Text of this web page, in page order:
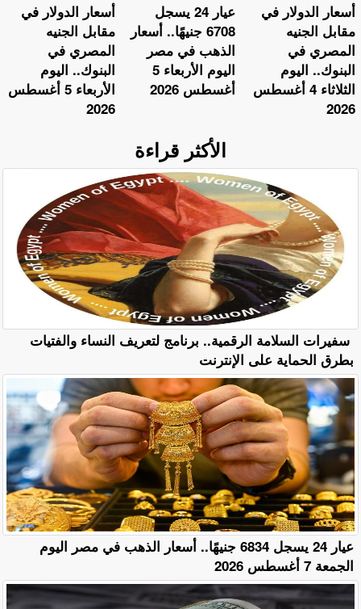
أسعار الدولار في
مقابل الجنيه
المصري في
البنوك.. اليوم
الأربعاء 5 أغسطس
2026
عيار 24 يسجل
6708 جنيهًا.. أسعار
الذهب في مصر
اليوم الأربعاء 5
أغسطس 2026
أسعار الدولار في
مقابل الجنيه
المصري في
البنوك.. اليوم
الثلاثاء 4 أغسطس
2026
الأكثر قراءة
سفيرات السلامة الرقمية.. برنامج لتعريف النساء والفتيات
بطرق الحماية على الإنترنت
عيار 24 يسجل 6834 جنيهًا.. أسعار الذهب في مصر اليوم
الجمعة 7 أغسطس 2026